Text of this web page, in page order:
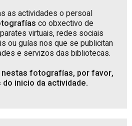
as actividades o persoal
co obxectivo de
virtuais, redes sociais
ou guías nos que se publicitan
e servizos das bibliotecas.
fotografías, por favor,
inicio da actividade.